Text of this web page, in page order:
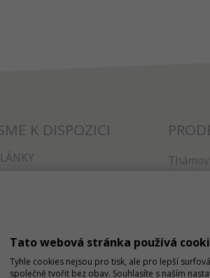
K DISPOZICI
Tato webová stránka používá
Tyhle cookies nejsou pro tisk, ale pro lepší
společně tvořit bez obav. Souhlasíte s naším